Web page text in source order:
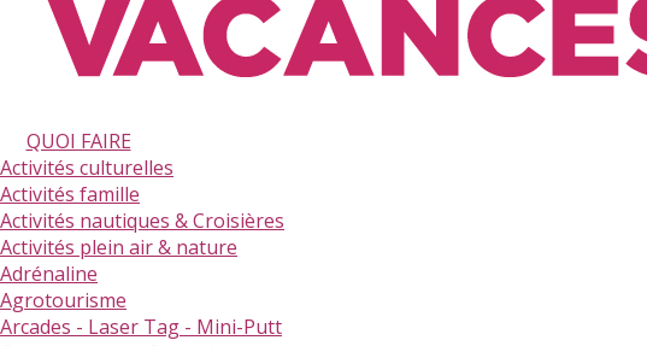
QUOI FAIRE
Activités culturelles
Activités famille
Activités nautiques & Croisières
Activités plein air & nature
Adrénaline
Agrotourisme
Arcades - Laser Tag - Mini-Putt